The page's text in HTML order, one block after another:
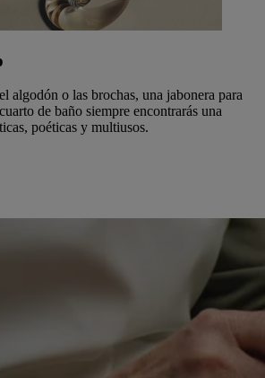
algodón o las brochas, una jabonera para
de baño siempre encontrarás una
poéticas y multiusos.